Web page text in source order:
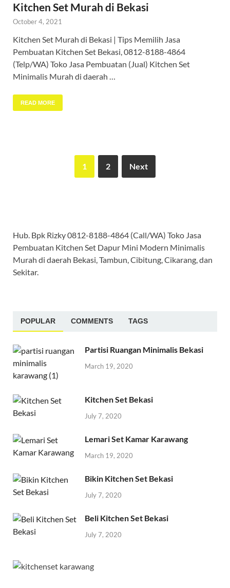
Kitchen Set Murah di Bekasi
October 4, 2021
Kitchen Set Murah di Bekasi | Tips Memilih Jasa
Pembuatan Kitchen Set Bekasi, 0812-8188-4864
(Telp/WA) Toko Jasa Pembuatan (Jual) Kitchen Set
Minimalis Murah di daerah …
READ MORE
1 2 Next
Hub. Bpk Rizky 0812-8188-4864 (Call/WA) Toko Jasa
Pembuatan Kitchen Set Dapur Mini Modern Minimalis
Murah di daerah Bekasi, Tambun, Cibitung, Cikarang, dan
Sekitar.
POPULAR COMMENTS TAGS
Partisi Ruangan Minimalis Bekasi
March 19, 2020
Kitchen Set Bekasi
July 7, 2020
Lemari Set Kamar Karawang
March 19, 2020
Bikin Kitchen Set Bekasi
July 7, 2020
Beli Kitchen Set Bekasi
July 7, 2020